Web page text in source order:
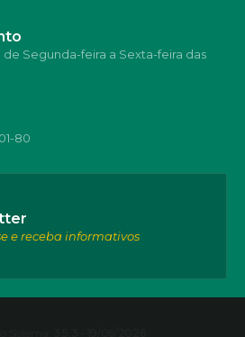
Segunda-feira a Sexta-feira das
80
e receba informativos